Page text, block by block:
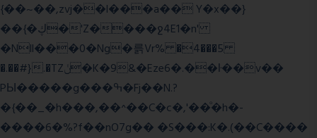
{��~��,zvj��l���a�� Y�x��}
��{�ڮ�'Z����ջ4E1�n'
�Nll���0�Ng�륽Vr% �4���5
�.��#}.�TZݩ�K�9&�Eze6�.��ŀ��v��
PЫ�����g���ߒ�Fj��N.?
�{��_�h���,��^��C�c�,'��ͦ�h�-
����6�%?f��nO7 g�� �S���:K�.(��C����